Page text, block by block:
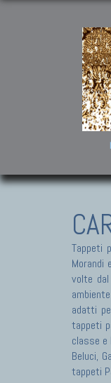
Tappeti
Morandi
volte
adatti
tappeti
classe e
Beluci,
tappeti